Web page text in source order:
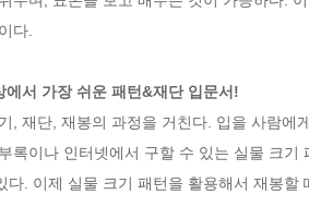
다.
에서 가장 쉬운 패턴&재단 입문서!
, 재단, 재봉의 과정을 거친다. 입을 사람
록이나 인터넷에서 구할 수 있는 실물 크
다. 이제 실물 크기 패턴을 활용해서 재봉